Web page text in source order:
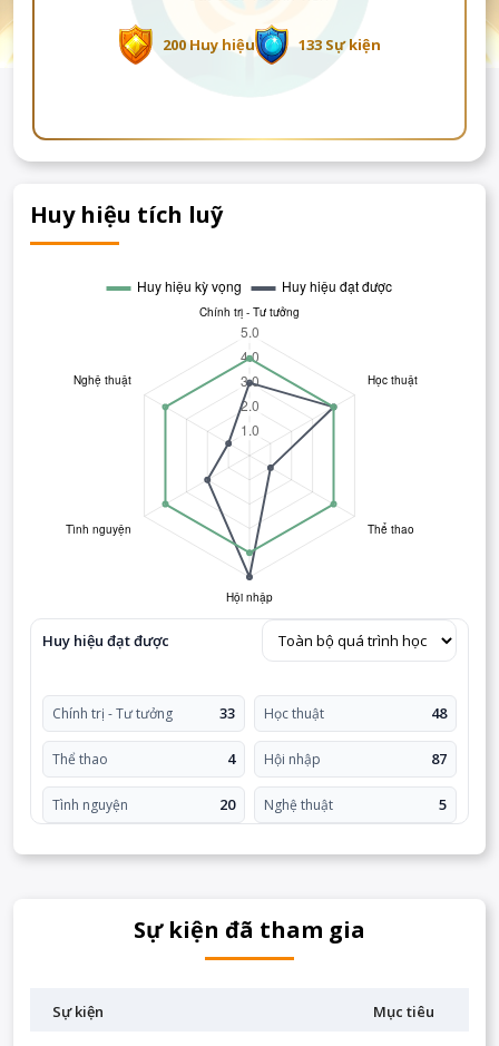
200 Huy hiệu 133 Sự kiện
Huy hiệu tích luỹ
Huy hiệu đạt được
Chính trị - Tư tưởng 33 Học thuật 48
Thể thao 4 Hội nhập 87
Tình nguyện 20 Nghệ thuật 5
Sự kiện đã tham gia
Sự kiện Mục tiêu